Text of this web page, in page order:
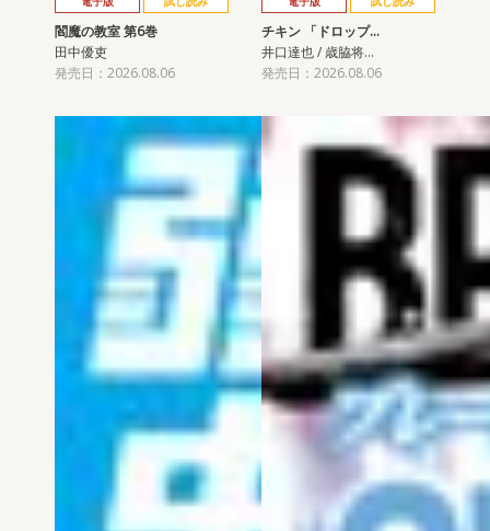
閻魔の教室 第6巻
田中優吏
発売日：2026.08.06
チキン 「ドロップ…
井口達也 / 歳脇将…
発売日：2026.08.06